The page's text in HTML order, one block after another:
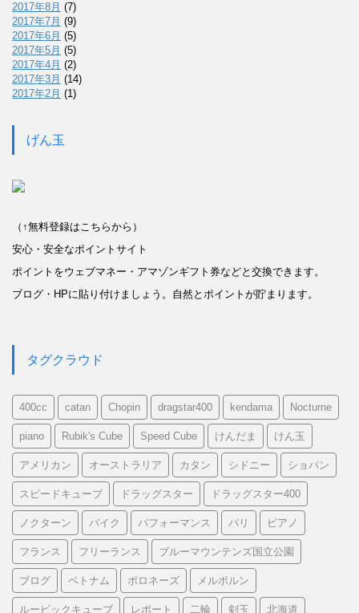
2017年8月 (7)
2017年7月 (9)
2017年6月 (5)
2017年5月 (5)
2017年4月 (2)
2017年3月 (14)
2017年2月 (1)
げん玉
（↑無料登録はこちらから）
安心・安全なポイントサイト
ポイントをウェブマネー・アマゾンギフト券などと交換できます。
ブログ・HPに貼り付けましょう。自然とポイントが貯まります。
タグクラウド
400cc catan Chopin dragstar400 kendama Nocturne
piano Rubik's Cube Speed Cube けんだま けん玉
アメリカン オーストラリア カタン シドニー ショパン
スピードキューブ ドラッグスター ドラッグスター400
ノクターン バイク パフォーマンス パリ ピアノ
フランス フリーランス ブルーマウンテンズ国立公園
ブログ ベトナム ポロネーズ メルボルン
ルービックキューブ レポート 二輪 剣玉 北海道